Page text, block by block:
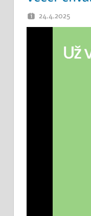
24.4.2025
přehrávač